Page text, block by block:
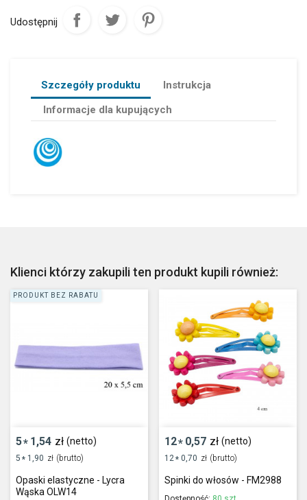
Udostępnij
Szczegóły produktu
Instrukcja
Informacje dla kupujących
Klienci którzy zakupili ten produkt kupili również:
5* 1,54 zł (netto)
5 * 1,90 zł (brutto)
Opaski elastyczne - Lycra
Wąska OLW14
PRODUKT BEZ RABATU
12* 0,57 zł (netto)
12 * 0,70 zł (brutto)
Spinki do włosów - FM2988